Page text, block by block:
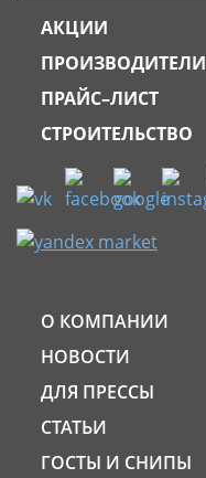
АКЦИИ
ПРОИЗВОДИТЕЛИ
ПРАЙС–ЛИСТ
СТРОИТЕЛЬСТВО
О КОМПАНИИ
НОВОСТИ
ДЛЯ ПРЕССЫ
СТАТЬИ
ГОСТЫ И СНИПЫ